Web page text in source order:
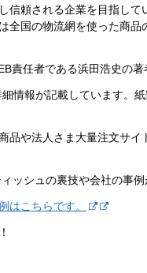
信頼される企業を目指し
全国の物流網を使った商
責任者である浜田浩史の
細情報が記載しています。
商品や法人さま大量注文サ
ッシュの裏技や会社の事
はこちらです。